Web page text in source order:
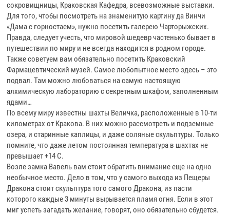
сокровищницы, Краковская Кафедра, всевозможные выставки.
Для того, чтобы посмотреть на знаменитую картину да Винчи
«Дама с горностаем», нужно посетить галерею Чарторыжских.
Правда, следует учесть, что мировой шедевр частенько бывает в
путешествии по миру и не всегда находится в родном городе.
Также советуем вам обязательно посетить Краковский
Фармацевтический музей. Самое любопытное место здесь – это
подвал. Там можно любоваться на самую настоящую
алхимическую лабораторию с секретным шкафом, заполненным
ядами…
По всему миру известны шахты Величка, расположенные в 10-ти
километрах от Кракова. В них можно рассмотреть и подземные
озера, и старинные каплицы, и даже соляные скульптуры. Только
помните, что даже летом постоянная температура в шахтах не
превышает +14 С.
Возле замка Вавель вам стоит обратить внимание еще на одно
необычное место. Дело в том, что у самого выхода из Пещеры
Дракона стоит скульптура того самого Дракона, из пасти
которого каждые 3 минуты вырывается пламя огня. Если в этот
миг успеть загадать желание, говорят, оно обязательно сбудется.